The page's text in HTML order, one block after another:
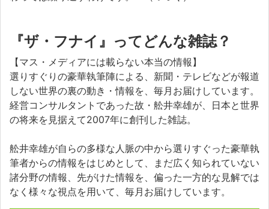
『ザ・フナイ』ってどんな雑誌？
【マス・メディアには載らない本当の情報】
選りすぐりの豪華執筆陣による、新聞・テレビなどが報道
しない世界の裏の動き・情報を、毎月お届けしています。
経営コンサルタントであった故・舩井幸雄が、日本と世界
の将来を見据えて2007年に創刊した雑誌。
舩井幸雄が自らの多様な人脈の中から選りすぐった豪華執
筆者からの情報をはじめとして、まだ広く知られていない
諸分野の情報、先がけた情報を、偏った一方的な見解では
なく様々な視点を用いて、毎月お届けしています。